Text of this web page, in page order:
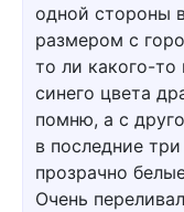
одной стороны
размером с
то ли какого-
синего цвета
помню, а с
в последние
прозрачно
Очень